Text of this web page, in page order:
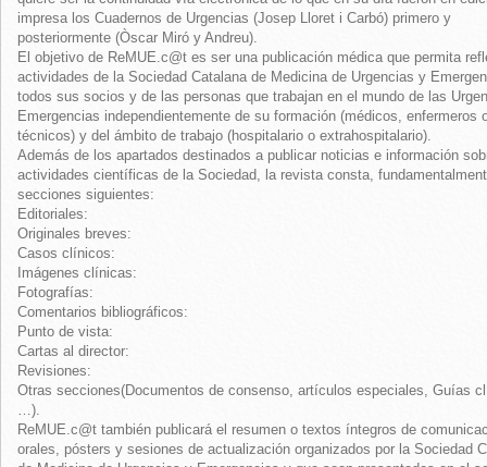
impresa los Cuadernos de Urgencias (Josep Lloret i Carbó) primero y
posteriormente (Òscar Miró y Andreu).
El objetivo de ReMUE.c@t es ser una publicación médica que permita
actividades de la Sociedad Catalana de Medicina de Urgencias y
todos sus socios y de las personas que trabajan en el mundo de las
Emergencias independientemente de su formación (médicos, enfermeros
técnicos) y del ámbito de trabajo (hospitalario o extrahospitalario).
Además de los apartados destinados a publicar noticias e información
actividades científicas de la Sociedad, la revista consta,
secciones siguientes:
Editoriales:
Originales breves:
Casos clínicos:
Imágenes clínicas:
Fotografías:
Comentarios bibliográficos:
Punto de vista:
Cartas al director:
Revisiones:
Otras secciones(Documentos de consenso, artículos especiales, Guías
…).
ReMUE.c@t también publicará el resumen o textos íntegros de
orales, pósters y sesiones de actualización organizados por la Sociedad